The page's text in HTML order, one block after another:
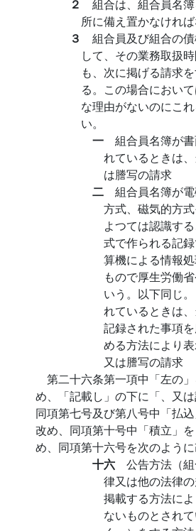
２ 組合は、組合員名
所に備え置かなければ
３ 組合員及び組合の
して、その業務取扱
も、次に掲げる請求
る。この場合におい
な理由がないのにこ
い。
一 組合員名簿が
れているときは
は謄写の請求
二 組合員名簿が
方式、磁気的方
よつては認識す
式で作られる記
算機による情報
もので厚生労働
いう。以下同じ
れているときは
記録された事項
める方法により
又は謄写の請求
第二十六条第一項中「左の
め、「記載し」の下に「、又は
同項第七号及び第八号中「払
改め、同項第十号中「積立」
め、同項第十六号を次のように
十六 公告方法（
律又は他の法律
掲載する方法に
ないものとされ